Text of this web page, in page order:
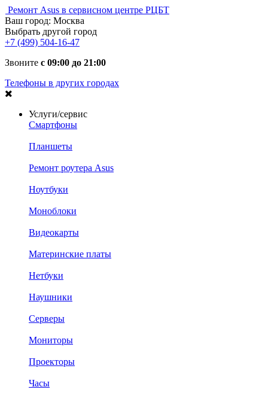
Ремонт Asus в сервисном центре РЦБТ
Ваш город: Москва
Выбрать другой город
+7 (499) 504-16-47
Звоните с 09:00 до 21:00
Телефоны в других городах
Услуги/сервис
Смартфоны
Планшеты
Ремонт роутера Asus
Ноутбуки
Моноблоки
Видеокарты
Материнские платы
Нетбуки
Наушники
Серверы
Мониторы
Проекторы
Часы